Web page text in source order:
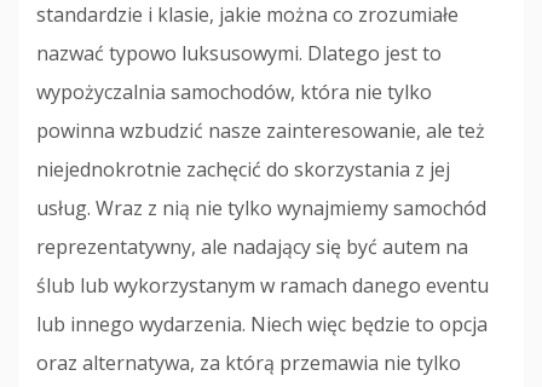
standardzie i klasie, jakie można co zrozumiałe
nazwać typowo luksusowymi. Dlatego jest to
wypożyczalnia samochodów, która nie tylko
powinna wzbudzić nasze zainteresowanie, ale też
niejednokrotnie zachęcić do skorzystania z jej
usług. Wraz z nią nie tylko wynajmiemy samochód
reprezentatywny, ale nadający się być autem na
ślub lub wykorzystanym w ramach danego eventu
lub innego wydarzenia. Niech więc będzie to opcja
oraz alternatywa, za którą przemawia nie tylko